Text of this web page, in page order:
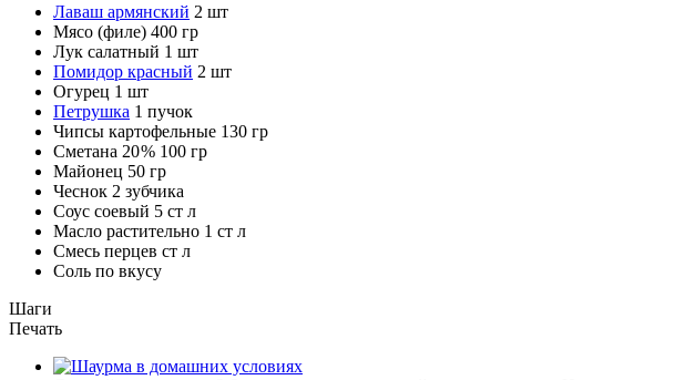
Лаваш армянский 2 шт
Мясо (филе) 400 гр
Лук салатный 1 шт
Помидор красный 2 шт
Огурец 1 шт
Петрушка 1 пучок
Чипсы картофельные 130 гр
Сметана 20 % 100 гр
Майонец 50 гр
Чеснок 2 зубчика
Соус соевый 5 ст л
Масло растительно 1 ст л
Смесь перцев ст л
Соль по вкусу
Шаги
Печать